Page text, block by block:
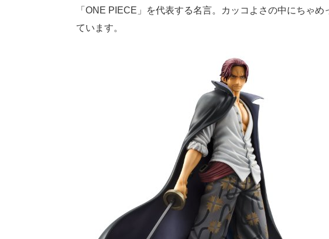
「ONE PIECE」を代表する名言。カッコよさの中にちゃ
ています。